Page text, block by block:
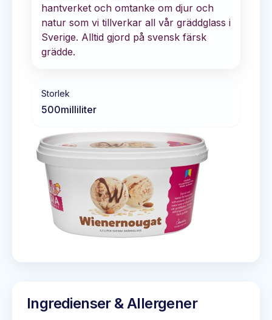
hantverket och omtanke om djur och
natur som vi tillverkar all vår gräddglass i
Sverige. Alltid gjord på svensk färsk
grädde.
Storlek
500milliliter
Ingredienser & Allergener